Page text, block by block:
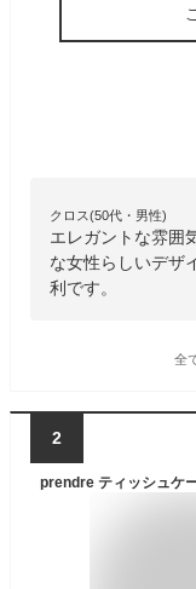
クロス(50代・男性)
エレガントな雰囲
な女性らしいデザ
利です。
全
2